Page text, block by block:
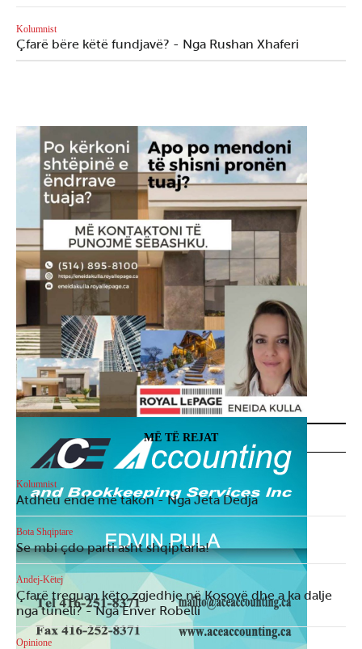
Kolumnist
Çfarë bëre këtë fundjavë? - Nga Rushan Xhaferi
MË TË REJAT
Kolumnist
Atdheu ende më takon - Nga Jeta Dedja
Bota Shqiptare
Se mbi çdo parti asht shqiptaria!
Andej-Këtej
Çfarë treguan këto zgjedhje në Kosovë dhe a ka dalje
nga tuneli? - Nga Enver Robelli
Opinione